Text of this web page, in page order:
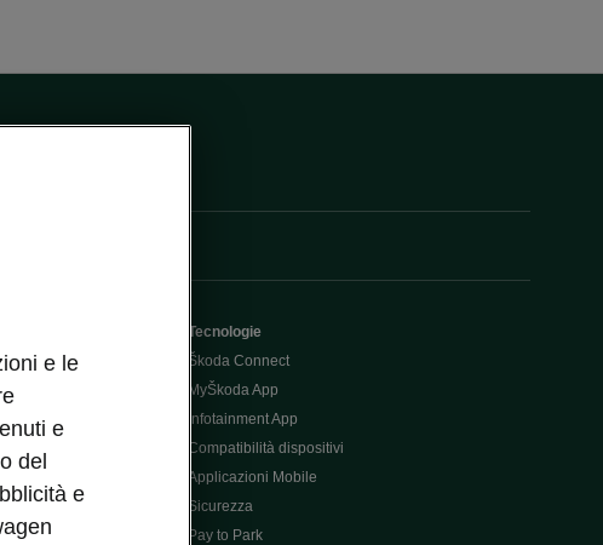
Tecnologie
Škoda Connect
MyŠkoda App
Infotainment App
Compatibilità dispositivi
Applicazioni Mobile
Sicurezza
Pay to Park
e le
e
del
e